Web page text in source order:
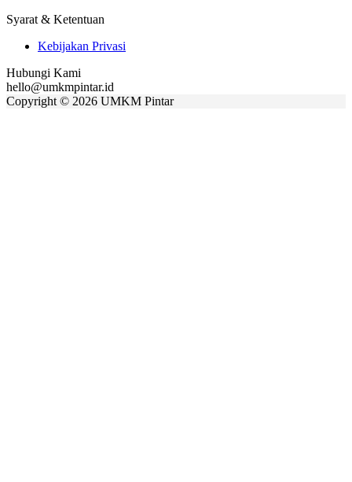
Syarat & Ketentuan
Kebijakan Privasi
Hubungi Kami
hello@umkmpintar.id
Copyright © 2026 UMKM Pintar